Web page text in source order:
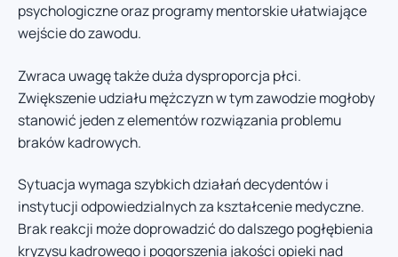
psychologiczne oraz programy mentorskie ułatwiające
wejście do zawodu.
Zwraca uwagę także duża dysproporcja płci.
Zwiększenie udziału mężczyzn w tym zawodzie mogłoby
stanowić jeden z elementów rozwiązania problemu
braków kadrowych.
Sytuacja wymaga szybkich działań decydentów i
instytucji odpowiedzialnych za kształcenie medyczne.
Brak reakcji może doprowadzić do dalszego pogłębienia
kryzysu kadrowego i pogorszenia jakości opieki nad